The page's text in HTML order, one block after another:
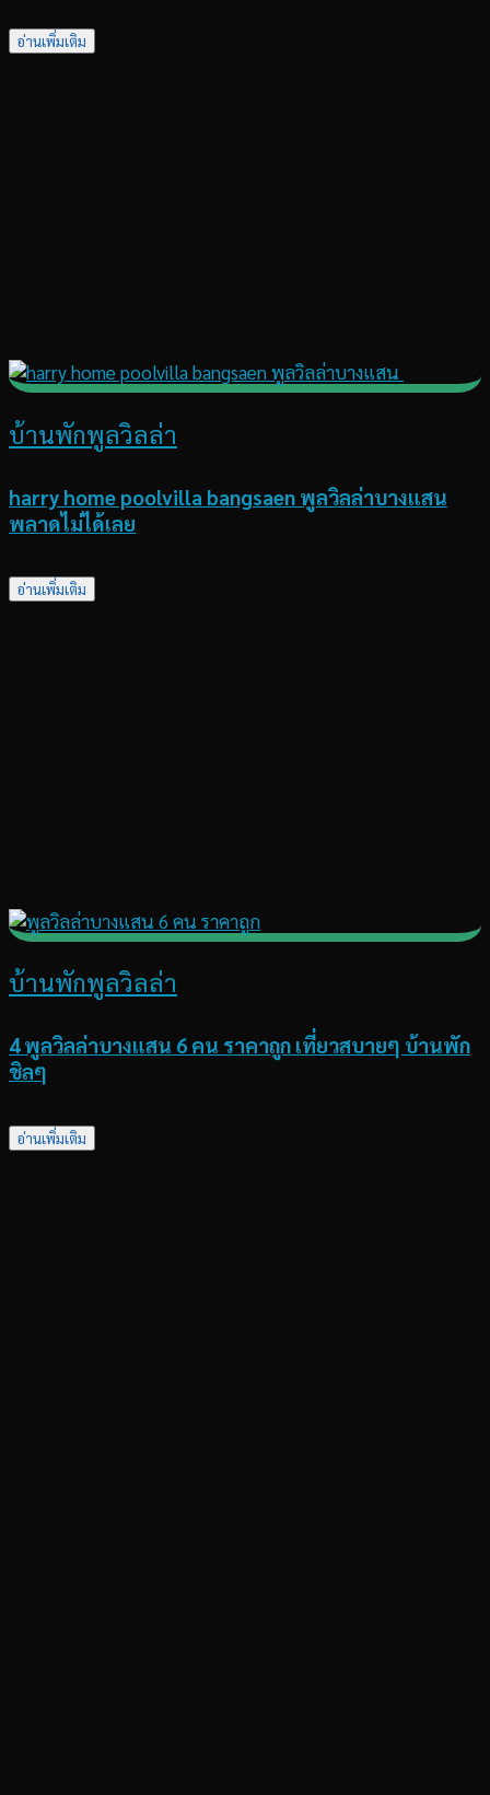
อ่านเพิ่มเติม
บ้านพักพูลวิลล่า
harry home poolvilla bangsaen พูลวิลล่าบางแสน
พลาดไม่ได้เลย
อ่านเพิ่มเติม
บ้านพักพูลวิลล่า
4 พูลวิลล่าบางแสน 6 คน ราคาถูก เที่ยวสบายๆ บ้านพัก
ชิลๆ
อ่านเพิ่มเติม